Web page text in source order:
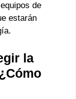
de
estarán
la